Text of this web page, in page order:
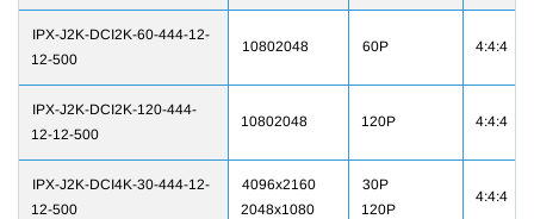
IPX-J2K-DCI2K-60-444-12-
12-500
10802048 60P 4:4:4
IPX-J2K-DCI2K-120-444-
12-12-500
10802048 120P 4:4:4
IPX-J2K-DCI4K-30-444-12-
12-500
4096x2160
2048x1080
30P
120P
4:4:4